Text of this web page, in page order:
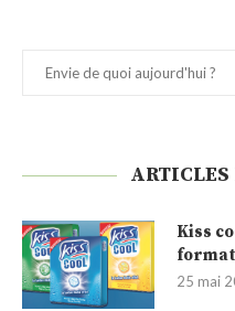
Kiss
25 mai